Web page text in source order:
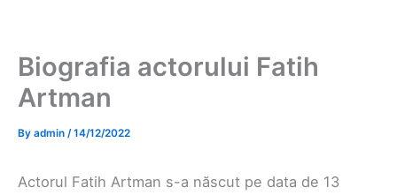
Biografia actorului Fatih
Artman
By admin /14/12/2022
Actorul Fatih Artman s-a născut pe data de 13